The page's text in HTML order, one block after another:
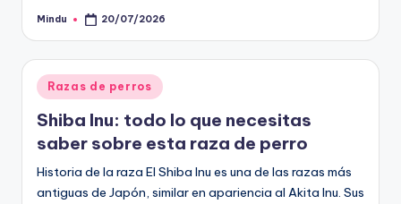
Publicado
Mindu 20/07/2026
Publicado
en
Razas de perros
Shiba Inu: todo lo que necesitas
saber sobre esta raza de perro
Historia de la raza El Shiba Inu es una de las razas más
antiguas de Japón, similar en apariencia al Akita Inu. Sus